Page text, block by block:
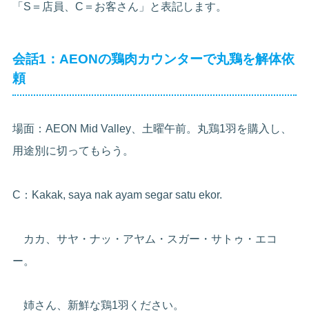
「S＝店員、C＝お客さん」と表記します。
会話1：AEONの鶏肉カウンターで丸鶏を解体依
頼
場面：AEON Mid Valley、土曜午前。丸鶏1羽を購入し、
用途別に切ってもらう。
C：Kakak, saya nak ayam segar satu ekor.
カカ、サヤ・ナッ・アヤム・スガー・サトゥ・エコ
ー。
姉さん、新鮮な鶏1羽ください。